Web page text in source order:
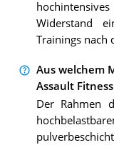
Widerstand
Trainings nach
Aus welchem
Assault
Der Rahmen